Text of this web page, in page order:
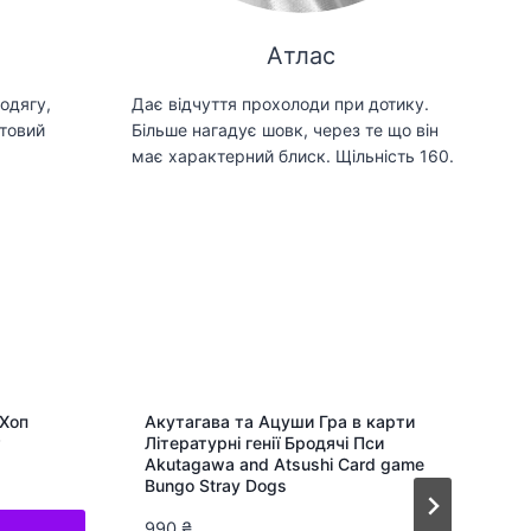
Атлас
Дає відчуття прохолоди при дотику.
Більше нагадує шовк, через те що він
має характерний блиск. Щільність 160.
Акутагава та Ацуши Гра в карти
Літературні генії Бродячі Пси
Akutagawa and Atsushi Card game
Bungo Stray Dogs